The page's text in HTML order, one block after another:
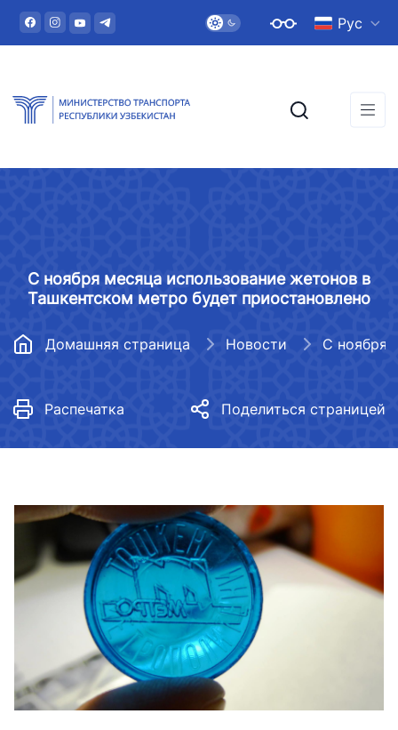
Рус
С ноября месяца использование жетонов в
Ташкентском метро будет приостановлено
Домашняя страница Новости
Распечатка Поделиться страницей